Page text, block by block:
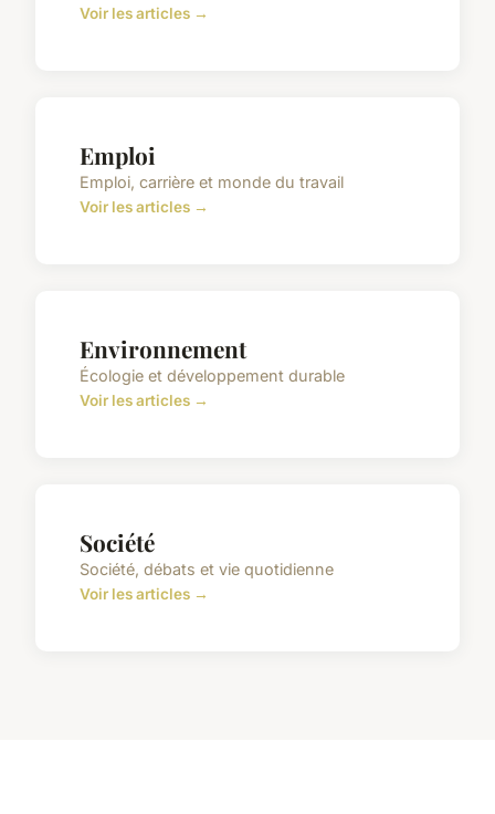
Voir les articles →
Emploi
Emploi, carrière et monde du travail
Voir les articles →
Environnement
Écologie et développement durable
Voir les articles →
Société
Société, débats et vie quotidienne
Voir les articles →